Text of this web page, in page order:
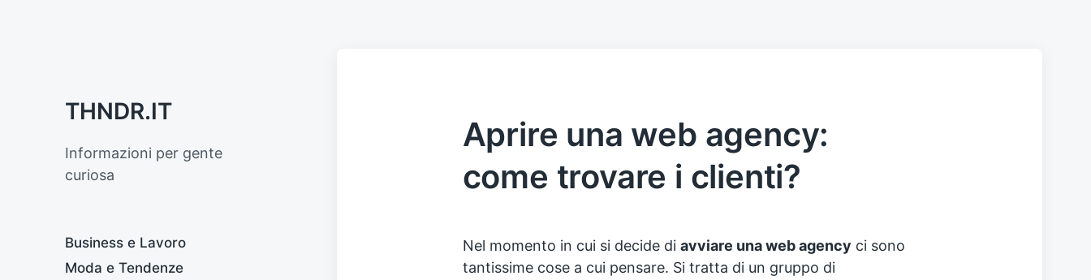
THNDR.IT
Informazioni per gente
curiosa
Business e Lavoro
Moda e Tendenze
Aprire una web agency:
come trovare i clienti?
Nel momento in cui si decide di avviare una web agency ci sono
tantissime cose a cui pensare. Si tratta di un gruppo di